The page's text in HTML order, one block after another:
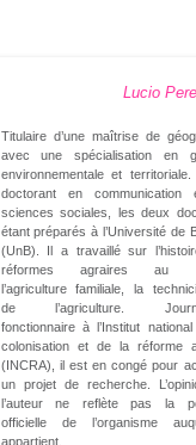
Lucio
Titulaire d’une maîtrise de
avec une spécialisation en
environnementale et
doctorant en communication
sciences sociales, les deux
étant préparés à l’Université de
(UnB). Il a travaillé sur
réformes agraires au
l’agriculture familiale, la
de l’agriculture.
fonctionnaire à l’Institut
colonisation et de la réforme
(INCRA), il est en congé pour
un projet de recherche.
l’auteur ne reflète pas la
officielle de l’organisme
appartient.